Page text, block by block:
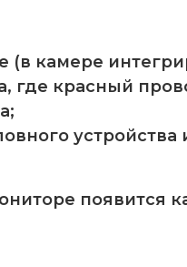
камере
красный
появится